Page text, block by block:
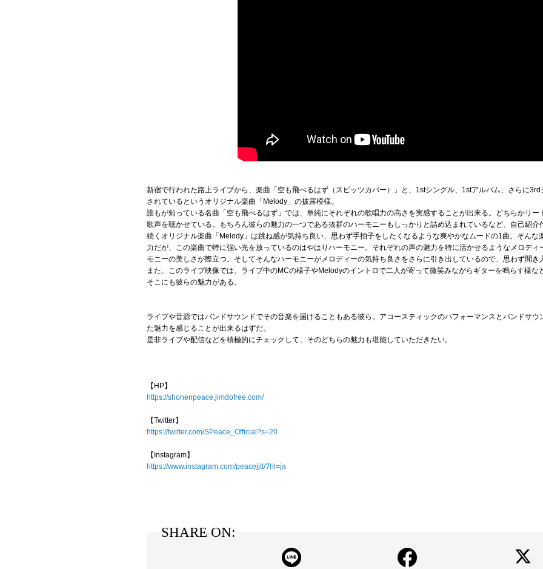
新宿で行われた路上ライブから、楽曲「空も飛べるはず（スピッツカバー）」と、1stシングル、1stアルバム、さらに
されているというオリジナル楽曲「Melody」の披露模様。
誰もが知っている名曲「空も飛べるはず」では、単純にそれぞれの歌唱力の高さを実感することが出来る。どちらかリー
歌声を聴かせている。もちろん彼らの魅力の一つである抜群のハーモニーもしっかりと詰め込まれているなど、自己紹介
続くオリジナル楽曲「Melody」は跳ね感が気持ち良い、思わず手拍子をしたくなるような爽やかなムードの1曲。そんな
力だが、この楽曲で特に強い光を放っているのはやはりハーモニー。それぞれの声の魅力を特に活かせるようなメロデ
モニーの美しさが際立つ。そしてそんなハーモニーがメロディーの気持ち良さをさらに引き出しているので、思わず聞き
また、このライブ映像では、ライブ中のMCの様子やMelodyのイントロで二人が寄って微笑みながらギターを鳴らす様な
そこにも彼らの魅力がある。
ライブや音源ではバンドサウンドでその音楽を届けることもある彼ら。アコースティックのパフォーマンスとバンドサ
た魅力を感じることが出来るはずだ。
是非ライブや配信などを積極的にチェックして、そのどちらの魅力も堪能していただきたい。
【HP】
https://shonenpeace.jimdofree.com/
【Twitter】
https://twitter.com/SPeace_Official?s=20
【Instagram】
https://www.instagram.com/peacejjtt/?hl=ja
SHARE ON: